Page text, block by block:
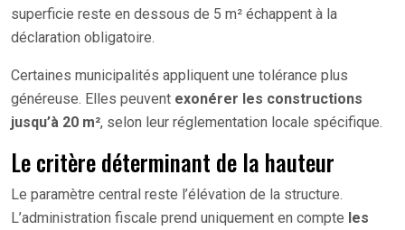
superficie reste en dessous de 5 m² échappent à la
déclaration obligatoire.
Certaines municipalités appliquent une tolérance plus
généreuse. Elles peuvent exonérer les constructions
jusqu’à 20 m², selon leur réglementation locale spécifique.
Le critère déterminant de la hauteur
Le paramètre central reste l’élévation de la structure.
L’administration fiscale prend uniquement en compte les